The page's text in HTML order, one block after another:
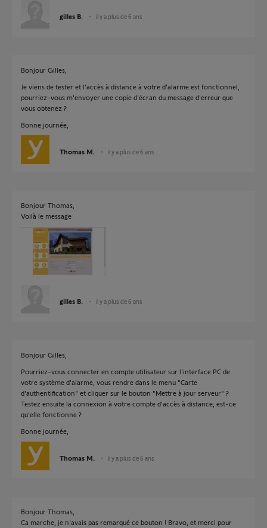
gilles B. il y a plus de 6 ans
Bonjour Gilles,
Je viens de tester et l'accès à distance à votre d'alarme est fonctionnel,
pourriez-vous m'envoyer une copie d'écran du message d'erreur que
vous obtenez ?
Bonne journée,
Thomas M. il y a plus de 6 ans
Bonjour Thomas,
Voilà le message
gilles B. il y a plus de 6 ans
Bonjour Gilles,
Pourriez-vous connecter en compte utilisateur sur l'interface PC de
votre système d'alarme, vous rendre dans le menu "Carte
d'authentification" et cliquer sur le bouton "Mettre à jour serveur" ?
Testez ensuite la connexion à votre compte d'accès à distance, est-ce
qu'elle fonctionne ?
Bonne journée,
Thomas M. il y a plus de 6 ans
Bonjour Thomas,
Ca marche, je n'avais pas remarqué ce bouton ! Bravo, et merci pour